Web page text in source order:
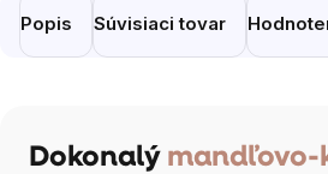
Popis Súvisiaci tovar
Dokonalý mandľovo-